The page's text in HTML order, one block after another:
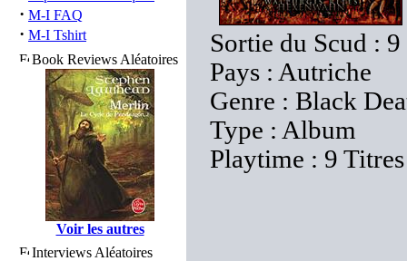
· M-I FAQ
· M-I Tshirt
Book Reviews Aléatoires
Voir les autres
Interviews Aléatoires
Sortie du Scud :
Pays : Autriche
Genre : Black
Type : Album
Playtime : 9